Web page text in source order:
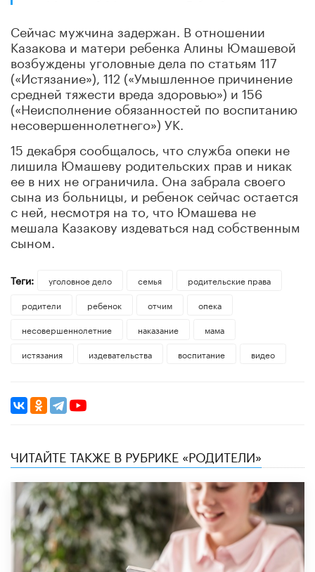
Сейчас мужчина задержан. В отношении
Казакова и матери ребенка Алины Юмашевой
возбуждены уголовные дела по статьям 117
(«Истязание»), 112 («Умышленное причинение
средней тяжести вреда здоровью») и 156
(«Неисполнение обязанностей по воспитанию
несовершеннолетнего») УК.
15 декабря сообщалось, что служба опеки не
лишила Юмашеву родительских прав и никак
ее в них не ограничила. Она забрала своего
сына из больницы, и ребенок сейчас остается
с ней, несмотря на то, что Юмашева не
мешала Казакову издеваться над собственным
сыном.
Теги: уголовное дело семья
родительские права
родители
ребенок отчим
опека
несовершеннолетние
наказание
мама
истязания
издевательства воспитание видео
ЧИТАЙТЕ ТАКЖЕ В РУБРИКЕ «РОДИТЕЛИ»